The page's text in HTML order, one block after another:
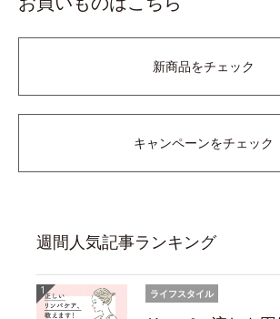
新商品をチェック
キャンペーンをチェック
週間人気記事ランキング
ライフスタイル